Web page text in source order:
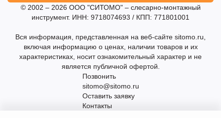
© 2002 – 2026 ООО "СИТОМО" – слесарно-монтажный
инструмент. ИНН: 9718074693 / КПП: 771801001
Вся информация, представленная на веб-сайте sitomo.ru,
включая информацию о ценах, наличии товаров и их
характеристиках, носит ознакомительный характер и не
является публичной офертой.
Позвонить
sitomo@sitomo.ru
Оставить заявку
Контакты